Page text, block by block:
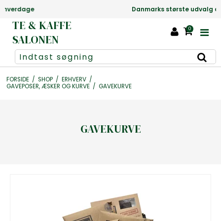
Danmarks største udvalg af te +1000 slags
TE & KAFFE
SALONEN
0
FORSIDE / SHOP / ERHVERV /
GAVEPOSER, ÆSKER OG KURVE / GAVEKURVE
GAVEKURVE